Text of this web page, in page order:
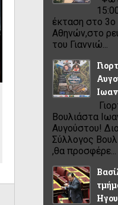
έκταση στο 3ο
Αθηνών,στο
του Γιαννιώ...
Βουλιάστα
Αυγούστου!
Σύλλογος
,θα προσφέρε...